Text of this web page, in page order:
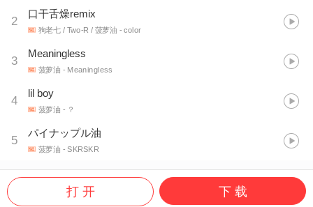
2
口干舌燥remix
狗老七 / Two-R / 菠萝油 - color
3
Meaningless
菠萝油 - Meaningless
4
lil boy
菠萝油 - ？
5
パイナップル油
菠萝油 - SKRSKR
打 开 下 载